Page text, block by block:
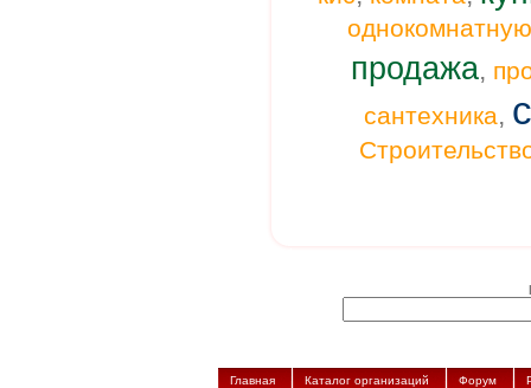
продажа,
сантехника,
Главная Каталог организаций Форум